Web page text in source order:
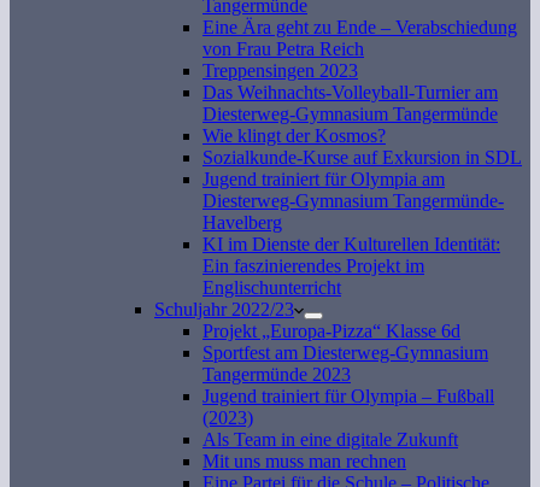
Tangermünde
Eine Ära geht zu Ende – Verabschiedung
von Frau Petra Reich
Treppensingen 2023
Das Weihnachts-Volleyball-Turnier am
Diesterweg-Gymnasium Tangermünde
Wie klingt der Kosmos?
Sozialkunde-Kurse auf Exkursion in SDL
Jugend trainiert für Olympia am
Diesterweg-Gymnasium Tangermünde-
Havelberg
KI im Dienste der Kulturellen Identität:
Ein faszinierendes Projekt im
Englischunterricht
Schuljahr 2022/23
Projekt „Europa-Pizza“ Klasse 6d
Sportfest am Diesterweg-Gymnasium
Tangermünde 2023
Jugend trainiert für Olympia – Fußball
(2023)
Als Team in eine digitale Zukunft
Mit uns muss man rechnen